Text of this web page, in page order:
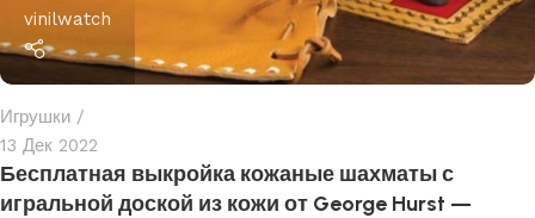
vinilwatch
Игрушки
13 Дек 2022
Бесплатная выкройка кожаные шахматы с
игральной доской из кожи от George Hurst —